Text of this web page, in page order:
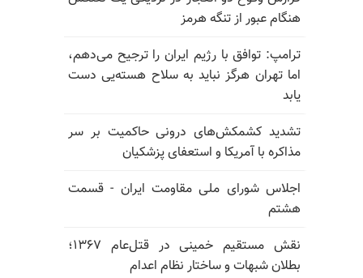
هنگام عبور از تنگه هرمز
ترامپ: توافق با رژیم ایران را ترجیح می‌دهم،
اما تهران هرگز نباید به سلاح هسته‌یی دست
یابد
تشدید کشمکش‌های درونی حاکمیت بر سر
مذاکره با آمریکا و استعفای پزشکیان
اجلاس شورای ملی مقاومت ایران - قسمت
هشتم
نقش مستقیم خمینی در قتل‌عام ۱۳۶۷؛
بطلان شبهات و ساختار نظام اعدام